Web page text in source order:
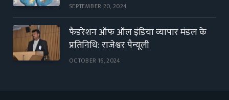
SEPTEMBER 20, 2024
फैडरेशन ऑफ ऑल इंडिया व्यापार मंडल के
प्रतिनिधि: राजेश्वर पैन्यूली
OCTOBER 16, 2024